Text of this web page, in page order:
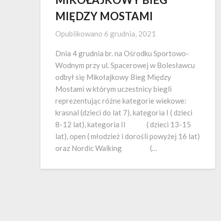
MIĘDZY MOSTAMI
Opublikowano 6 grudnia, 2021
Dnia 4 grudnia br. na Ośrodku Sportowo-
Wodnym przy ul. Spacerowej w Bolesławcu
odbył się Mikołajkowy Bieg Między
Mostami w którym uczestnicy biegli
reprezentując różne kategorie wiekowe:
krasnal (dzieci do lat 7), kategoria I ( dzieci
8-12 lat), kategoria II ( dzieci 13-15
lat), open ( młodzież i dorośli powyżej 16 lat)
oraz Nordic Walking (…